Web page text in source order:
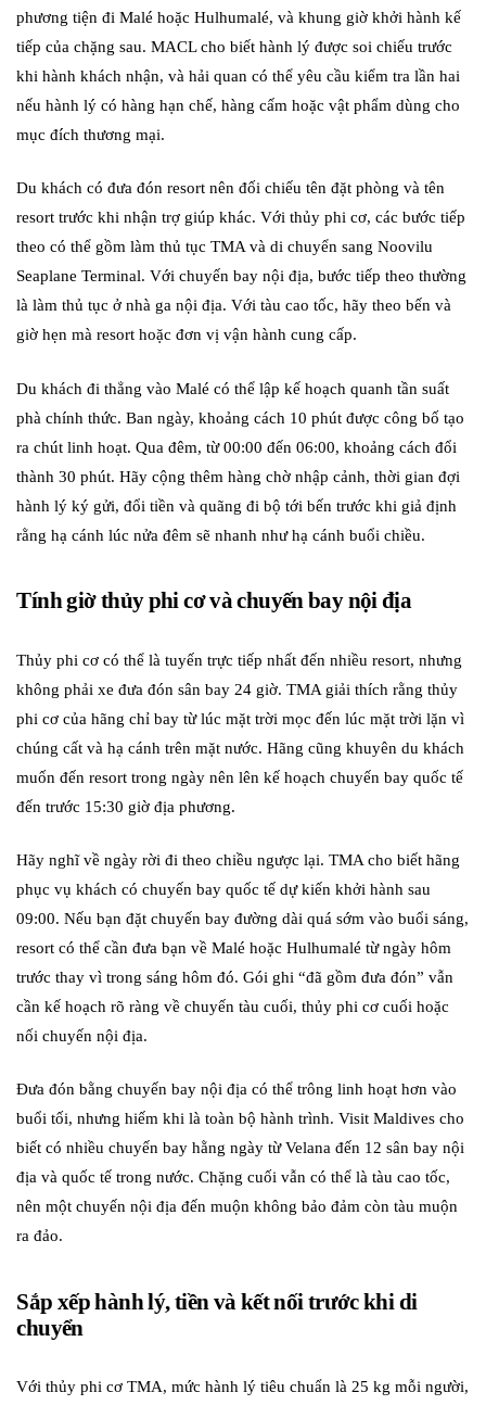
phương tiện đi Malé hoặc Hulhumalé, và khung giờ khởi hành kế
tiếp của chặng sau. MACL cho biết hành lý được soi chiếu trước
khi hành khách nhận, và hải quan có thể yêu cầu kiểm tra lần hai
nếu hành lý có hàng hạn chế, hàng cấm hoặc vật phẩm dùng cho
mục đích thương mại.
Du khách có đưa đón resort nên đối chiếu tên đặt phòng và tên
resort trước khi nhận trợ giúp khác. Với thủy phi cơ, các bước tiếp
theo có thể gồm làm thủ tục TMA và di chuyển sang Noovilu
Seaplane Terminal. Với chuyến bay nội địa, bước tiếp theo thường
là làm thủ tục ở nhà ga nội địa. Với tàu cao tốc, hãy theo bến và
giờ hẹn mà resort hoặc đơn vị vận hành cung cấp.
Du khách đi thẳng vào Malé có thể lập kế hoạch quanh tần suất
phà chính thức. Ban ngày, khoảng cách 10 phút được công bố tạo
ra chút linh hoạt. Qua đêm, từ 00:00 đến 06:00, khoảng cách đổi
thành 30 phút. Hãy cộng thêm hàng chờ nhập cảnh, thời gian đợi
hành lý ký gửi, đổi tiền và quãng đi bộ tới bến trước khi giả định
rằng hạ cánh lúc nửa đêm sẽ nhanh như hạ cánh buổi chiều.
Tính giờ thủy phi cơ và chuyến bay nội địa
Thủy phi cơ có thể là tuyến trực tiếp nhất đến nhiều resort, nhưng
không phải xe đưa đón sân bay 24 giờ. TMA giải thích rằng thủy
phi cơ của hãng chỉ bay từ lúc mặt trời mọc đến lúc mặt trời lặn vì
chúng cất và hạ cánh trên mặt nước. Hãng cũng khuyên du khách
muốn đến resort trong ngày nên lên kế hoạch chuyến bay quốc tế
đến trước 15:30 giờ địa phương.
Hãy nghĩ về ngày rời đi theo chiều ngược lại. TMA cho biết hãng
phục vụ khách có chuyến bay quốc tế dự kiến khởi hành sau
09:00. Nếu bạn đặt chuyến bay đường dài quá sớm vào buổi sáng,
resort có thể cần đưa bạn về Malé hoặc Hulhumalé từ ngày hôm
trước thay vì trong sáng hôm đó. Gói ghi “đã gồm đưa đón” vẫn
cần kế hoạch rõ ràng về chuyến tàu cuối, thủy phi cơ cuối hoặc
nối chuyến nội địa.
Đưa đón bằng chuyến bay nội địa có thể trông linh hoạt hơn vào
buổi tối, nhưng hiếm khi là toàn bộ hành trình. Visit Maldives cho
biết có nhiều chuyến bay hằng ngày từ Velana đến 12 sân bay nội
địa và quốc tế trong nước. Chặng cuối vẫn có thể là tàu cao tốc,
nên một chuyến nội địa đến muộn không bảo đảm còn tàu muộn
ra đảo.
Sắp xếp hành lý, tiền và kết nối trước khi di
chuyển
Với thủy phi cơ TMA, mức hành lý tiêu chuẩn là 25 kg mỗi người,